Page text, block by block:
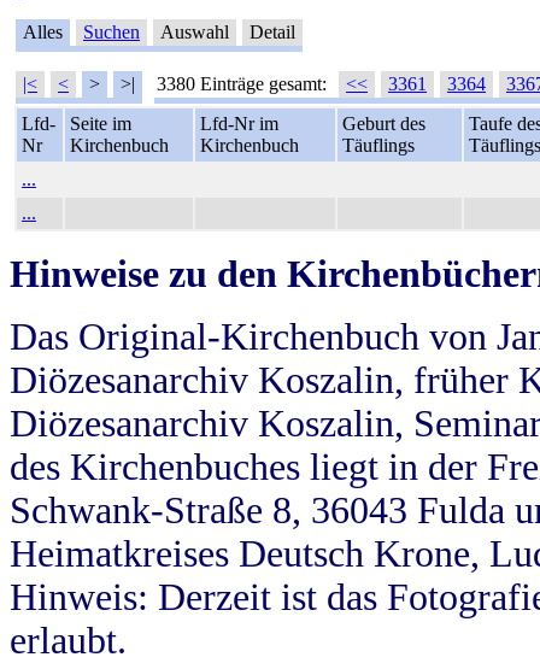
Alles Suchen Auswahl Detail
|< < > >| 3380 Einträge gesamt: << 3361 3364
Lfd-
Nr
Seite im
Kirchenbuch
Lfd-Nr im
Kirchenbuch
Geburt des
Täuflings
Taufe
Täuflings
...
...
Hinweise zu den
Das Original-Kirchenbuch von
Diözesanarchiv Koszalin, früher
Diözesanarchiv Koszalin,
des Kirchenbuches liegt in der
Schwank-Straße 8, 36043 Fulda
Heimatkreises Deutsch Krone,
Hinweis: Derzeit ist das
erlaubt.